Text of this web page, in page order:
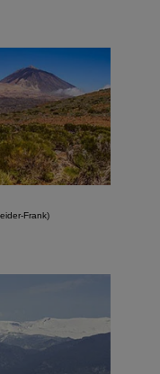
Frank)